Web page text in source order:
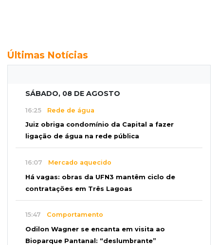
Últimas Notícias
SÁBADO, 08 DE AGOSTO
16:25 Rede de água
Juiz obriga condomínio da Capital a fazer
ligação de água na rede pública
16:07 Mercado aquecido
Há vagas: obras da UFN3 mantêm ciclo de
contratações em Três Lagoas
15:47 Comportamento
Odilon Wagner se encanta em visita ao
Bioparque Pantanal: “deslumbrante”